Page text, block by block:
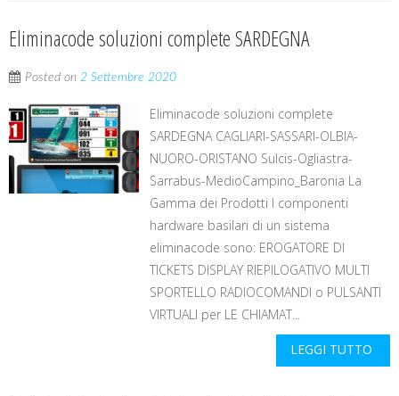
Eliminacode soluzioni complete SARDEGNA
Posted on 2 Settembre 2020
Eliminacode soluzioni complete
SARDEGNA CAGLIARI-SASSARI-OLBIA-
NUORO-ORISTANO Sulcis-Ogliastra-
Sarrabus-MedioCampino_Baronia La
Gamma dei Prodotti I componenti
hardware basilari di un sistema
eliminacode sono: EROGATORE DI
TICKETS DISPLAY RIEPILOGATIVO MULTI
SPORTELLO RADIOCOMANDI o PULSANTI
VIRTUALI per LE CHIAMAT...
LEGGI TUTTO